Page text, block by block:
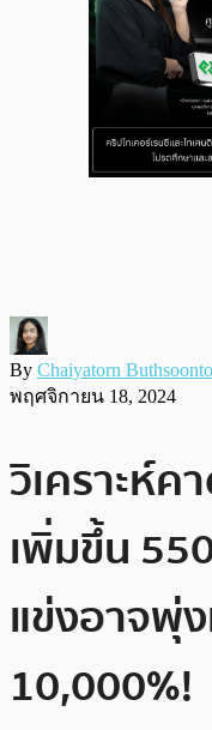
By Chaiyatorn
พฤศจิกายน 18, 2024
วิเคราะห์ค
เพิ่มขึ้น
แข่งอาจพุ่
10,000%!